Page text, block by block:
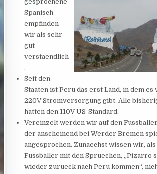
gesprochene
Spanisch
empfinden
wir als sehr
gut
verstaendlich
.
Seit den
Staaten ist Peru das erst Land, in dem es
220V Stromversorgung gibt. Alle
hatten den 110V US-Standard.
Vereinzelt werden wir auf den
der anscheinend bei Werder Bremen
angesprochen. Zunaechst wissen wir,
Fussballer mit den Spruechen, „Pizarro
wieder zurueck nach Peru kommen“,